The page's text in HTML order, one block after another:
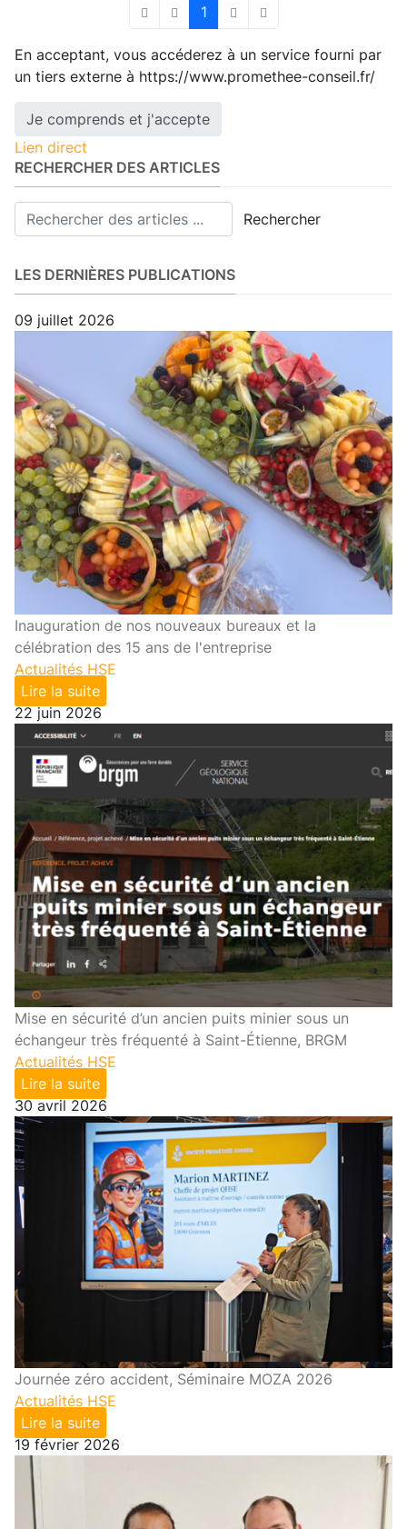
First Page
Previous Page
1
Next Page
Last Page
En acceptant, vous accéderez à un service fourni par
un tiers externe à https://www.promethee-conseil.fr/
Je comprends et j'accepte
Lien direct
RECHERCHER DES ARTICLES
Rechercher
LES DERNIÈRES PUBLICATIONS
09 juillet 2026
Inauguration de nos nouveaux bureaux et la
célébration des 15 ans de l'entreprise
Actualités HSE
Lire la suite
22 juin 2026
Mise en sécurité d’un ancien puits minier sous un
échangeur très fréquenté à Saint-Étienne, BRGM
Actualités HSE
Lire la suite
30 avril 2026
Journée zéro accident, Séminaire MOZA 2026
Actualités HSE
Lire la suite
19 février 2026